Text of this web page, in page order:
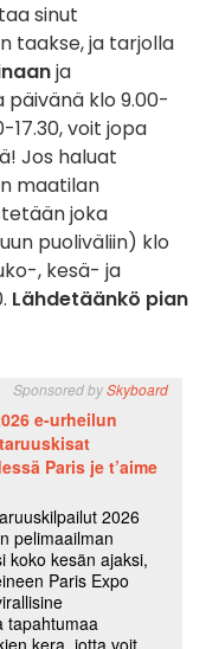
sinut
taakse, ja tarjolla
ja
päivänä klo 9.00-
17.30, voit jopa
Jos haluat
maatilan
joka
puoliväliin) klo
, kesä- ja
Lähdetäänkö pian